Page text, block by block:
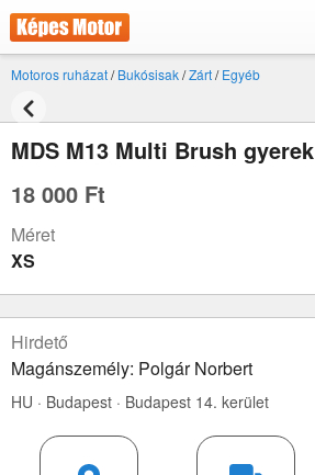
Motoros ruházat/Bukósisak/Zárt/Egyéb
MDS M13 Multi Brush gyerek
18 000 Ft
Méret
XS
Hirdető
Magánszemély: Polgár Norbert
HU · Budapest · Budapest 14. kerület